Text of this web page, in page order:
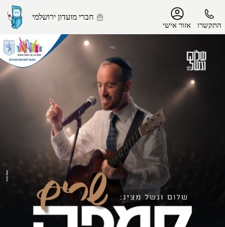
התקשרו אזור אישי
חברי מועדון ירושלמי
הפרופיל שלי
התנתק